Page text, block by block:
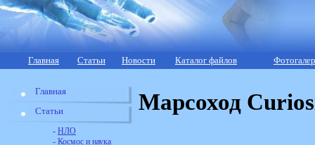
Главная Статьи Новости Каталог файлов
Главная
Статьи
- НЛО
- Космос и наука
Марсоход